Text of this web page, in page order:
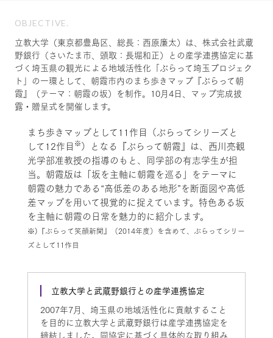
OBJECTIVE.
立教大学（東京都豊島区、総長：西原廉太）は、株式会社武蔵
野銀行（さいたま市、頭取：長堀和正）との産学連携協定に基
づく埼玉県の観光による地域活性化「ぶらって埼玉プロジェク
ト」の一環として、朝霞市内のまち歩きマップ『ぶらって朝
霞』（テーマ：朝霞の坂）を制作。10月4日、マップ完成披
露・贈呈式を開催します。
まち歩きマップとして11作目（ぶらってシリーズと
して12作目 ※）となる『ぶらって朝霞』は、西川亮観
光学部准教授の指導のもと、同学部の有志学生が担
当。朝霞版は「坂を主軸に朝霞を巡る」をテーマに
朝霞の魅力である“高低差のある地形”を断面図や高低
差マップを用いて視覚的に捉えています。特色ある坂
を主軸に朝霞の日常を魅力的に紹介します。
※)『ぶらって笑顔新聞』（2014年度）を含めて、ぶらってシリー
ズとして11作目
立教大学と武蔵野銀行との産学連携協定
2007年7月、埼玉県の地域活性化に貢献すること
を目的に立教大学と武蔵野銀行は産学連携協定を
締結しました。同協定に基づく具体的な取り組み